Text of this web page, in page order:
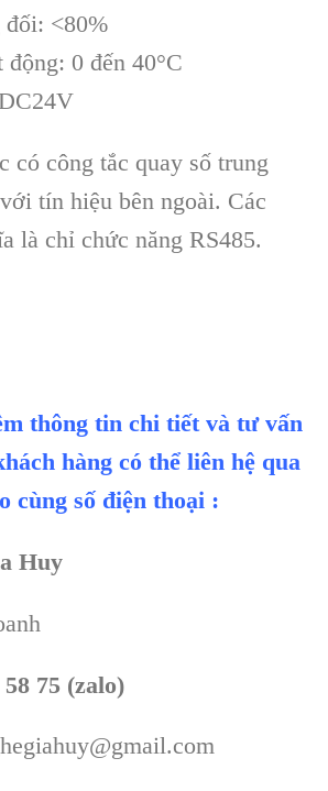
<80%
0 đến 40°C
có công tắc quay số trung
tín hiệu bên ngoài. Các
là chỉ chức năng RS485.
thông tin chi tiết và tư vấn
hàng có thể liên hệ qua
cùng số điện thoại :
Huy
75 (zalo)